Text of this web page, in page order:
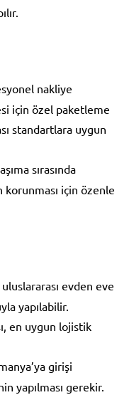
nakliye
için özel paketleme
standartlara uygun
sırasında
korunması için özenle
evden eve
yapılabilir.
en uygun lojistik
girişi
yapılması gerekir.